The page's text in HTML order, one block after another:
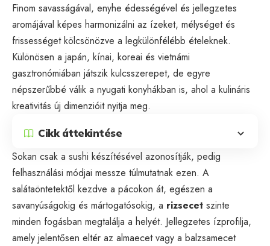
Finom savasságával, enyhe édességével és jellegzetes
aromájával képes harmonizálni az ízeket, mélységet és
frissességet kölcsönözve a legkülönfélébb ételeknek.
Különösen a japán, kínai, koreai és vietnámi
gasztronómiában játszik kulcsszerepet, de egyre
népszerűbbé válik a nyugati konyhákban is, ahol a kulináris
kreativitás új dimenzióit nyitja meg.
Cikk áttekintése
Sokan csak a sushi készítésével azonosítják, pedig
felhasználási módjai messze túlmutatnak ezen. A
salátaöntetektől kezdve a pácokon át, egészen a
savanyúságokig és mártogatósokig, a rizsecet szinte
minden fogásban megtalálja a helyét. Jellegzetes ízprofilja,
amely jelentősen eltér az almaecet vagy a balzsamecet